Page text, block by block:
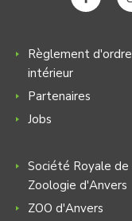
Règlement d'ordre
intérieur
Partenaires
Jobs
Société Royale de
Zoologie d'Anvers
ZOO d'Anvers